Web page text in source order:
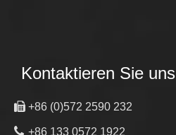
Kontaktieren Sie uns
 +86 (0)572 2590 232
 +86 133 0572 1922